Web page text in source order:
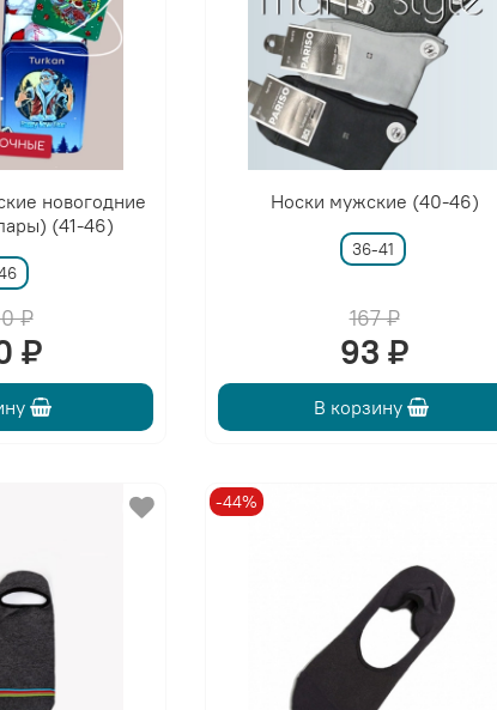
новогодние
(41-46)
₽
₽
Носки мужские (40-46)
36-41
167 ₽
93 ₽
В корзину
-44%